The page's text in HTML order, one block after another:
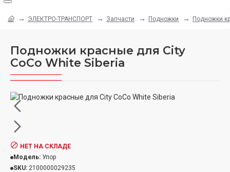
ЭЛЕКТРО-ТРАНСПОРТ Запчасти Подножки Подножки
Подножки красные для City
CoCo White Siberia
НЕТ НА СКЛАДЕ
Модель: Упор
SKU: 2100000029235